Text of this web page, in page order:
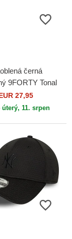
černá
9FORTY Tonal
Yankees MLB
27,95
úterý, 11. srpen